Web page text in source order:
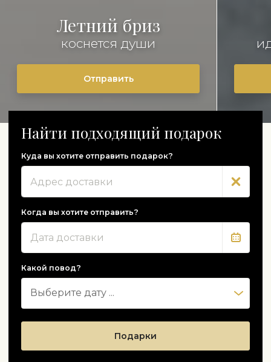
Летний бриз
коснется души
Отправить
Найти подходящий подарок
Куда вы хотите отправить подарок?
Адрес
Когда вы хотите отправить?
Дата
Какой повод?
Подарки